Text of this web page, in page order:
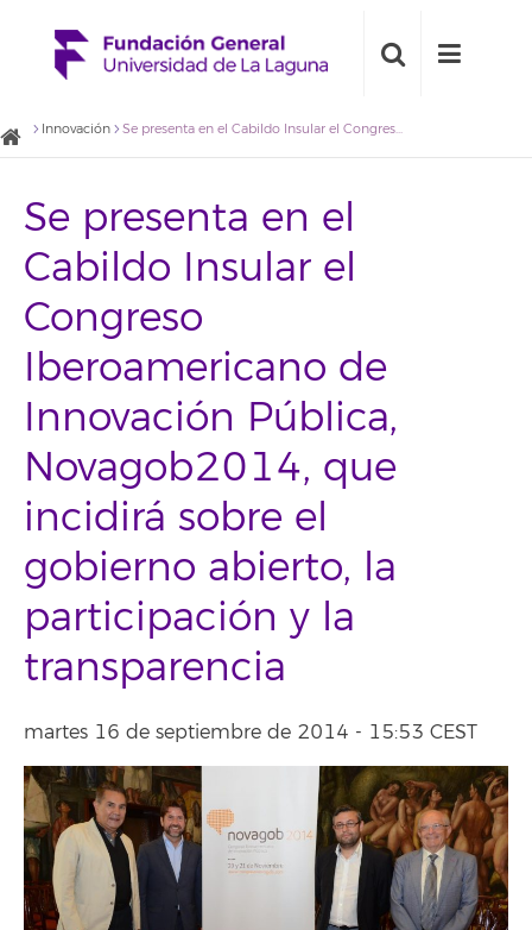
Innovación Se presenta en el Cabildo Insular el Congreso Iberoamericano de Innovación Pública, Novagob2014, que incidirá sobre el gobierno abierto, la participación y la transparencia
Se presenta en el
Cabildo Insular el
Congreso
Iberoamericano de
Innovación Pública,
Novagob2014, que
incidirá sobre el
gobierno abierto, la
participación y la
transparencia
martes 16 de septiembre de 2014 - 15:53 CEST